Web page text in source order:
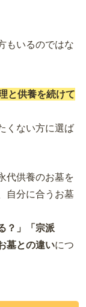
もいるのではな
と供養を続けて
くない方に選ば
代供養のお墓を
自分に合うお墓
？」「宗派
墓との違いにつ